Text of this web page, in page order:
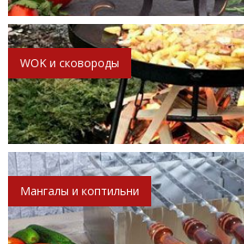
WOK и сковороды
Мангалы и коптильни